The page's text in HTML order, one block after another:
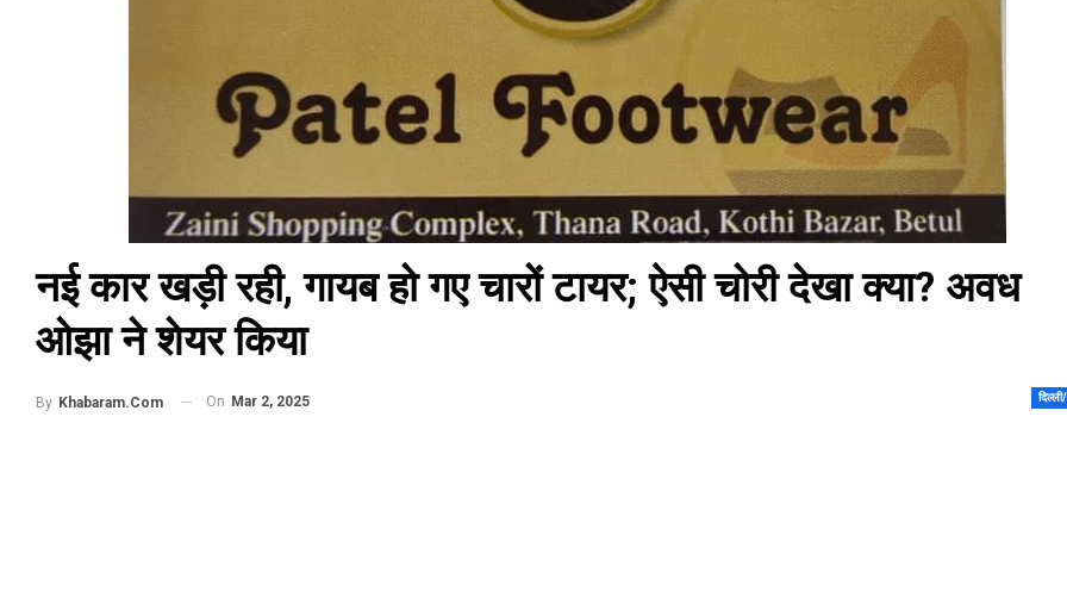
नई कार खड़ी रही, गायब हो गए चारों टायर; ऐसी चोरी देखा क्या? अवध
ओझा ने शेयर किया
By Khabaram.Com On Mar 2, 2025